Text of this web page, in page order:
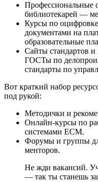
Профессиональные
библиотекарей —
Курсы по
документами на
образовательные
Сайты стандартов
ГОСТы по
стандарты по
Вот краткий набор
под рукой:
Методички и
Онлайн-курсы по
системами ECM.
Форумы и группы
менторов.
Не жди вакансий.
— так ты станешь